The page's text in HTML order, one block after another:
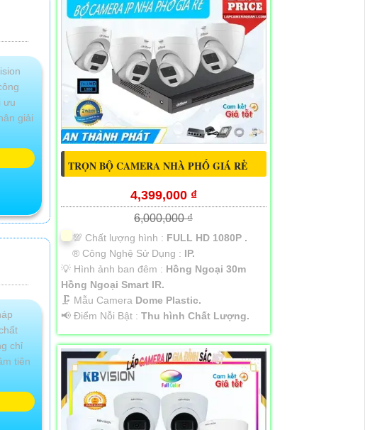
ưu
giải
chỉ
tiên
TRỌN BỘ CAMERA NHÀ PHỐ GIÁ RẺ
4,399,000 ₫
6,000,000 ₫
💯 Chất lượng hình : FULL HD 1080P .
®️ Công Nghệ Sử Dụng : IP.
💡 Hình ảnh ban đêm : Hồng Ngoại 30m
Hồng Ngoại Smart IR.
🗜️ Mẫu Camera Dome Plastic.
️📢 Điểm Nỗi Bật : Thu hình Chất Lượng.